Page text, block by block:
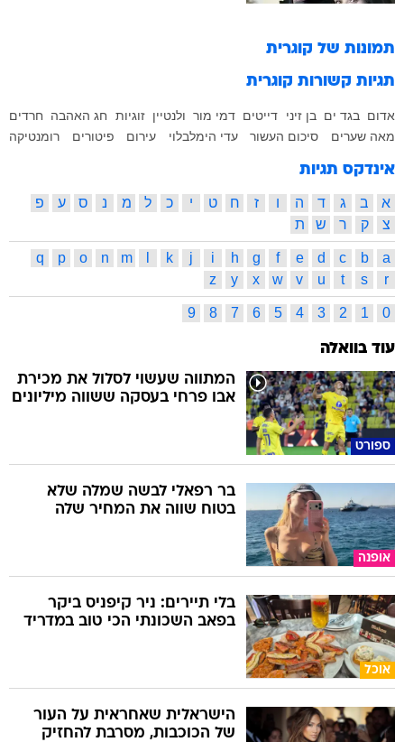
תמונות של קוגרית
תגיות קשורות קוגרית
אדום בגד ים בן זיני דייטים דמי מור ולנטיין זוגיות חג האהבה
חרדים
מאה שערים
סיכום העשור עדי הימלבלוי עירום פיטורים רומנטיקה
אינדקס תגיות
א ב ג ד ה ו ז ח ט י כ ל מ נ ס ע
פ
צ
ק ר ש ת
a
b
c
d
e
f
g
h
i
j
k
m
n
o
p
q
r
s
t
u
v
w
x
y
z
0
1
2
3
4
5
6
7
8
9
עוד בוואלה
ספורט
המתווה שעשוי לסלול את מכירת
אבו פרחי בעסקה ששווה מיליונים
אופנה
בר רפאלי לבשה שמלה שלא
בטוח שווה את המחיר שלה
אוכל
בלי תיירים: ניר קיפניס ביקר
בפאב השכונתי הכי טוב במדריד
הישראלית שאחראית על העור
של הכוכבות, מסרבת להחזיק